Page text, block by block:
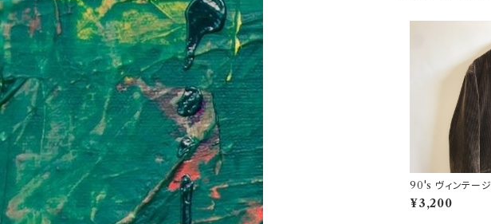
90's ヴィンテー
ーレン コーデュロ
ャケット ビンテージ
¥3,200